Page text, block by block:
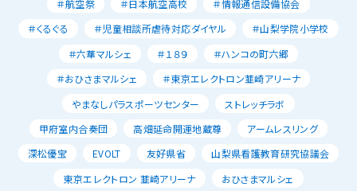
＃航空祭
＃日本航空高校
＃情報通信設備協会
＃くるぐる
＃児童相談所虐待対応ダイヤル
＃山梨学院小学校
＃六華マルシェ
＃１８９
＃ハンコの町六郷
＃おひさまマルシェ
＃東京エレクトロン韮崎アリーナ
やまなしパラスポーツセンター
ストレッチラボ
甲府室内合奏団
高畑延命開運地蔵尊
アームレスリング
深松優宝
EVOLT 友好県省
山梨県看護教育研究協議会
東京エレクトロン 韮崎アリーナ
おひさまマルシェ